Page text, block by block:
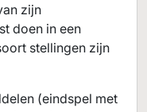
zijn
doen in een
stellingen zijn
(eindspel met